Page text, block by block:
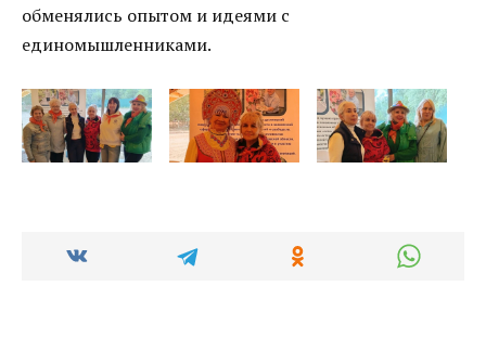
обменялись опытом и идеями с
единомышленниками.